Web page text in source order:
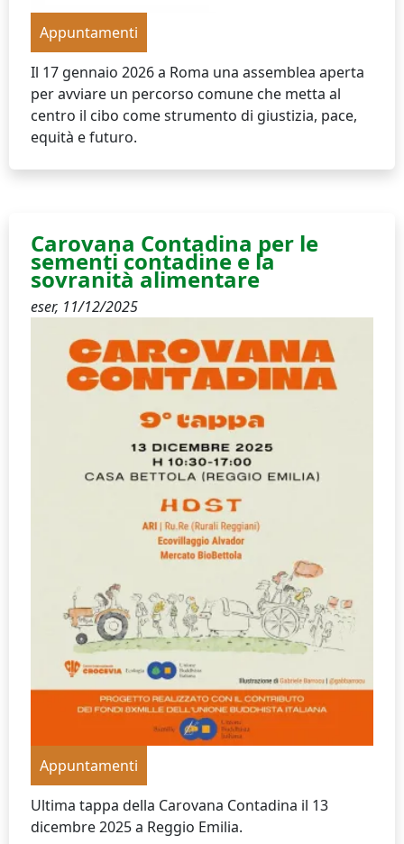
Appuntamenti
Il 17 gennaio 2026 a Roma una assemblea aperta
per avviare un percorso comune che metta al
centro il cibo come strumento di giustizia, pace,
equità e futuro.
Carovana Contadina per le
sementi contadine e la
sovranità alimentare
eser, 11/12/2025
Appuntamenti
Ultima tappa della Carovana Contadina il 13
dicembre 2025 a Reggio Emilia.